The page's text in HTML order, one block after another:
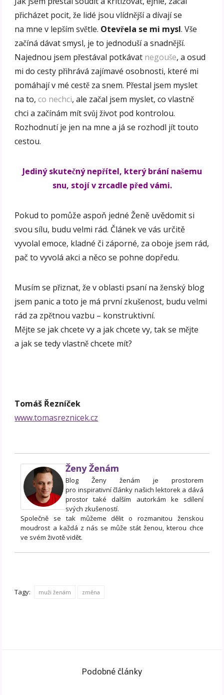
přicházet pocit, že lidé jsou vlídnější a dívají se
na mne v lepším světle. Otevřela se mi mysl. Vše
začíná dávat smysl, je to jednoduší a snadnější.
Najednou jsem přestával potkávat negouše, a osud
mi do cesty přihrává zajímavé osobnosti, které mi
pomáhají v mé cestě za snem. Přestal jsem myslet
na to,co nechci, ale začal jsem myslet, co vlastně
chci a začínám mít svůj život pod kontrolou.
Rozhodnutí je jen na mne a já se rozhodl jít touto
cestou.
Jediný skutečný nepřítel, který brání našemu
snu, stojí v zrcadle před vámi.
Pokud to pomůže aspoň jedné Ženě uvědomit si
svou sílu, budu velmi rád. Článek ve vás určitě
vyvolal emoce, kladné či záporné, za oboje jsem rád,
pač to vyvolá akci a něco se pohne dopředu.
Musím se přiznat, že v oblasti psaní na ženský blog
jsem panic a toto je má první zkušenost, budu velmi
rád za zpětnou vazbu – konstruktivní.
Mějte se jak chcete vy a jak chcete vy, tak se mějte
a jak se tedy vlastně chcete mít?
Tomáš Řezníček
www.tomasreznicek.cz
Ženy Ženám
Blog Ženy ženám je prostorem
pro inspirativní články našich lektorek a dává
prostor také dalším autorkám ke sdílení
svých zkušeností.
Společně se tak můžeme dělit o rozmanitou ženskou
moudrost a každá z nás se může stát ženou, kterou chce
ve svém životě vidět.
Tagy: muži ženám změna
Podobné články